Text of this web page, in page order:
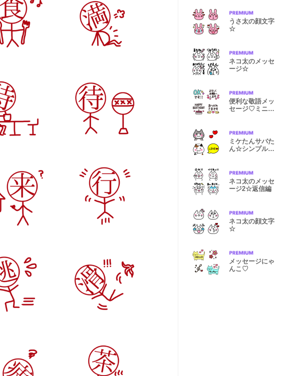
うさ太の顔文字
☆
ネコ太のメッセ
ージ☆
便利な敬語メッ
セージ♡ミニス
ミケたんサバた
ん☆シンプル絵
ネコ太のメッセ
ージ2☆返信編
ネコ太の顔文字
☆
メッセージにゃ
んこ♡